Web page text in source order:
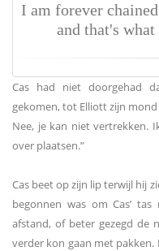
I am forever
and that's
Cas had niet doorgehad
gekomen, tot Elliott zijn
Nee, je kan niet vertrekken.
over plaatsen.”
Cas beet op zijn lip terwijl hij
begonnen was om Cas’
afstand, of beter gezegd de
verder kon gaan met pakken.